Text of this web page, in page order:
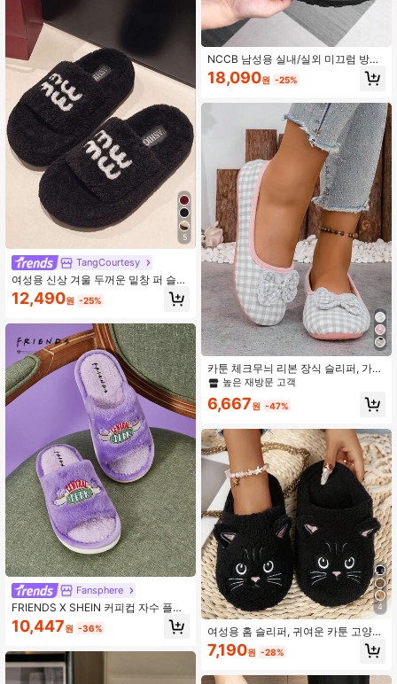
5
TangCourtesy
여성용 신상 겨울 두꺼운 밑창 퍼 슬리
퍼, 야외 착용, 가을 신상 페어리 스타
일 페티트 슬라우치 키높이 슬리퍼,
12,490원 -25%
Fansphere
FRIENDS X SHEIN 커피컵 자수 플러
시 여성용 슬리퍼, 부드럽고 편안한
홈, 거실, 침실, 선물, 겨울용
10,447원 -36%
NCCB 남성용 실내/실외 미끄럼 방지
따뜻한 플러시 슬리퍼
18,090원 -25%
카툰 체크무늬 리본 장식 슬리퍼, 가벼
운 플랫 실내화, 부드러운 미끄럼 방지
높은 재방문 고객
6,667원 -47%
4
여성용 홈 슬리퍼, 귀여운 카툰 고양이
디자인, 봄/가을/겨울, 캐주얼 사무실
슬리퍼, 일상 다용도, 유니섹스 커플
7,190원 -28%